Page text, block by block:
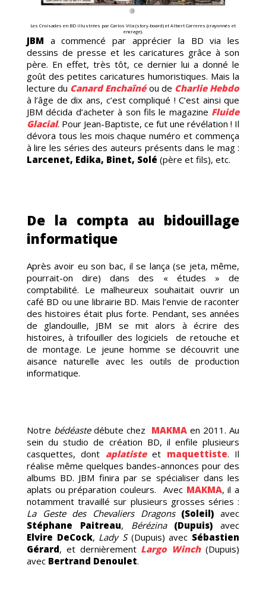
Les Croisades en BD illustrées par Carlos Vila (story-board) et Albert Carreres (crayonnés et
encrage).
JBM a commencé par apprécier la BD via les
dessins de presse et les caricatures grâce à son
père. En effet, très tôt, ce dernier lui a donné le
goût des petites caricatures humoristiques. Mais la
lecture du Canard Enchaînéou de Charlie Hebdo
à l’âge de dix ans, c’est compliqué ! C’est ainsi que
JBM décida d’acheter à son fils le magazine Fluide
Glacial. Pour Jean-Baptiste, ce fut une révélation ! Il
dévora tous les mois chaque numéro et commença
à lire les séries des auteurs présents dans le mag :
Larcenet, Edika, Binet, Solé (père et fils), etc.
De la compta au bidouillage
informatique
Après avoir eu son bac, il se lança (se jeta, même,
pourrait-on dire) dans des « études » de
comptabilité. Le malheureux souhaitait ouvrir un
café BD ou une librairie BD. Mais l’envie de raconter
des histoires était plus forte. Pendant, ses années
de glandouille, JBM se mit alors à écrire des
histoires, à trifouiller des logiciels de retouche et
de montage. Le jeune homme se découvrit une
aisance naturelle avec les outils de production
informatique.
Notre bédéastedébute chez MAKMA en 2011. Au
sein du studio de création BD, il enfile plusieurs
casquettes, dont aplatiste et maquettiste. Il
réalise même quelques bandes-annonces pour des
albums BD. JBM finira par se spécialiser dans les
aplats ou préparation couleurs. Avec MAKMA, il a
notamment travaillé sur plusieurs grosses séries :
La Geste des Chevaliers Dragons (Soleil) avec
Stéphane Paitreau, Bérézina (Dupuis) avec
Elvire DeCock, Lady S(Dupuis) avec Sébastien
Gérard, et dernièrement Largo Winch(Dupuis)
avec Bertrand Denoulet.